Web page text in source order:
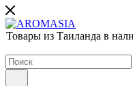
Товары из Таиланда в